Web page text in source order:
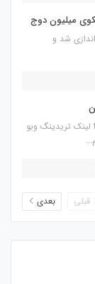
میلیون دوج
شد و
tradingview.com/u/halakoei لینک تریدینگ ویو
قبلی بعدی